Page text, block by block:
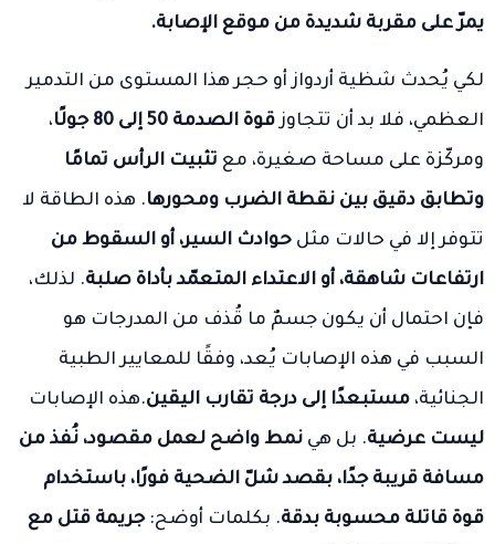
يمرّ على مقربة شديدة من موقع الإصابة.
لكي يُحدث شظية أردواز أو حجر هذا المستوى من التدمير
العظمي، فلا بد أن تتجاوزقوة الصدمة 50 إلى 80 جولًا
،
ومركّزة على مساحة صغيرة، مع تثبيت الرأس تمامًا
وتطابق دقيق بين نقطة الضرب ومحورها. هذه الطاقة لا
تتوفر إلا في حالات مثل حوادث السير، أو السقوط من
ارتفاعات شاهقة، أو الاعتداء المتعمّد بأداة صلبة. لذلك،
فإن احتمال أن يكون جسمٌ ما قُذف من المدرجات هو
السبب في هذه الإصابات يُعد، وفقًا للمعايير الطبية
الجنائية، مستبعدًا إلى درجة تقارب اليقين.هذه الإصابات
ليست عرضية. بل هي نمط واضح لعمل مقصود، نُفذ من
مسافة قريبة جدًا، بقصد شلّ الضحية فورًا، باستخدام
قوة قاتلة محسوبة بدقة. بكلمات أوضح:جريمة قتل مع